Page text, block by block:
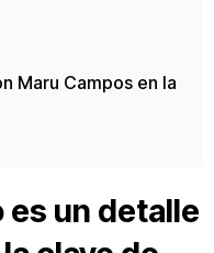
Maru Campos en la
es un detalle